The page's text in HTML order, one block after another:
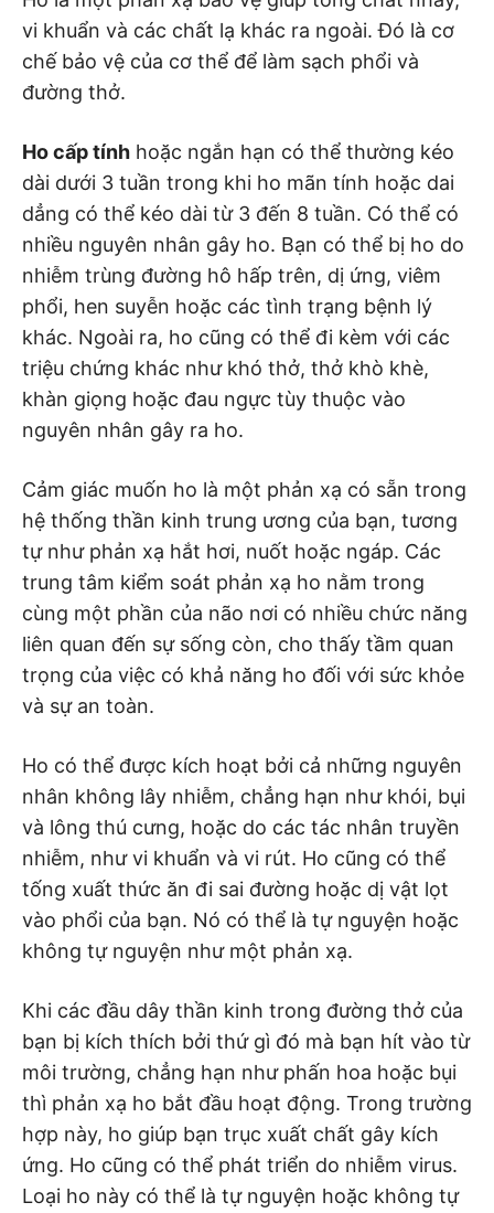
vi khuẩn và các chất lạ khác ra ngoài. Đó là cơ
chế bảo vệ của cơ thể để làm sạch phổi và
đường thở.
Ho cấp tính hoặc ngắn hạn có thể thường kéo
dài dưới 3 tuần trong khi ho mãn tính hoặc dai
dẳng có thể kéo dài từ 3 đến 8 tuần. Có thể có
nhiều nguyên nhân gây ho. Bạn có thể bị ho do
nhiễm trùng đường hô hấp trên, dị ứng, viêm
phổi, hen suyễn hoặc các tình trạng bệnh lý
khác. Ngoài ra, ho cũng có thể đi kèm với các
triệu chứng khác như khó thở, thở khò khè,
khàn giọng hoặc đau ngực tùy thuộc vào
nguyên nhân gây ra ho.
Cảm giác muốn ho là một phản xạ có sẵn trong
hệ thống thần kinh trung ương của bạn, tương
tự như phản xạ hắt hơi, nuốt hoặc ngáp. Các
trung tâm kiểm soát phản xạ ho nằm trong
cùng một phần của não nơi có nhiều chức năng
liên quan đến sự sống còn, cho thấy tầm quan
trọng của việc có khả năng ho đối với sức khỏe
và sự an toàn.
Ho có thể được kích hoạt bởi cả những nguyên
nhân không lây nhiễm, chẳng hạn như khói, bụi
và lông thú cưng, hoặc do các tác nhân truyền
nhiễm, như vi khuẩn và vi rút. Ho cũng có thể
tống xuất thức ăn đi sai đường hoặc dị vật lọt
vào phổi của bạn. Nó có thể là tự nguyện hoặc
không tự nguyện như một phản xạ.
Khi các đầu dây thần kinh trong đường thở của
bạn bị kích thích bởi thứ gì đó mà bạn hít vào từ
môi trường, chẳng hạn như phấn hoa hoặc bụi
thì phản xạ ho bắt đầu hoạt động. Trong trường
hợp này, ho giúp bạn trục xuất chất gây kích
ứng. Ho cũng có thể phát triển do nhiễm virus.
Loại ho này có thể là tự nguyện hoặc không tự